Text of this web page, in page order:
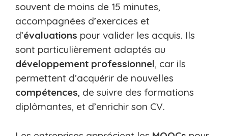
souvent de moins de 15 minutes,
accompagnées d’exercices et
d’évaluations pour valider les acquis. Ils
sont particulièrement adaptés au
développement professionnel, car ils
permettent d’acquérir de nouvelles
compétences, de suivre des formations
diplômantes, et d’enrichir son CV.